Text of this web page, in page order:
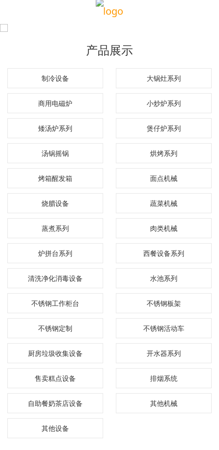
产品展示
制冷设备 大锅灶系列
商用电磁炉 小炒炉系列
矮汤炉系列 煲仔炉系列
汤锅摇锅 烘烤系列
烤箱醒发箱 面点机械
烧腊设备 蔬菜机械
蒸煮系列 肉类机械
炉拼台系列 西餐设备系列
清洗净化消毒设备 水池系列
不锈钢工作柜台 不锈钢板架
不锈钢定制 不锈钢活动车
厨房垃圾收集设备 开水器系列
售卖糕点设备 排烟系统
自助餐奶茶店设备 其他机械
其他设备